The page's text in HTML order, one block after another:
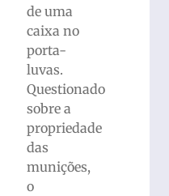
de uma
caixa no
porta-
luvas.
Questionado
sobre a
propriedade
das
munições,
o